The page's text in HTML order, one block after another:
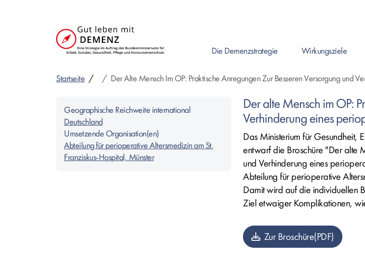
Die Demenzstrategie
Wirkungsziele
Startseite Der Alte Mensch Im OP: Praktische Anregungen Zur Besseren Versorgung und
Geographische Reichweite international
Deutschland
Umsetzende Organisation(en)
Abteilung für perioperative Altersmedizin am St.
Franziskus-Hospital, Münster
Der alte Mensch im OP:
Verhinderung eines
Das Ministerium für Gesundheit,
entwarf die Broschüre "Der alte
und Verhinderung eines
Abteilung für perioperative
Damit wird auf die individuellen
Ziel etwaiger Komplikationen,
Zur Broschüre